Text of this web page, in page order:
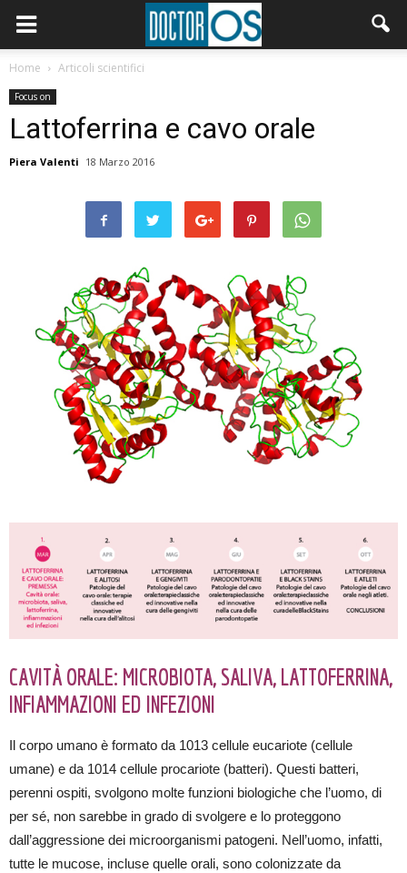
Home Articoli scientifici
Focus on
Lattoferrina e cavo orale
Piera Valenti 18 Marzo 2016
CAVITÀ ORALE: MICROBIOTA, SALIVA, LATTOFERRINA,
INFIAMMAZIONI ED INFEZIONI
Il corpo umano è formato da 1013 cellule eucariote (cellule
umane) e da 1014 cellule procariote (batteri). Questi batteri,
perenni ospiti, svolgono molte funzioni biologiche che l’uomo, di
per sé, non sarebbe in grado di svolgere e lo proteggono
dall’aggressione dei microorganismi patogeni. Nell’uomo, infatti,
tutte le mucose, incluse quelle orali, sono colonizzate da